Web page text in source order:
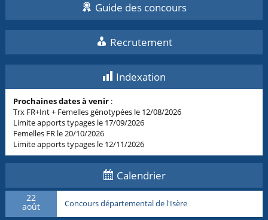
Guide des concours
Recrutement
Indexation
Prochaines dates à venir :
Trx FR+Int + Femelles génotypées le 12/08/2026
Limite apports typages le 17/09/2026
Femelles FR le 20/10/2026
Limite apports typages le 12/11/2026
Calendrier
22
août Concours départemental de l'Isère